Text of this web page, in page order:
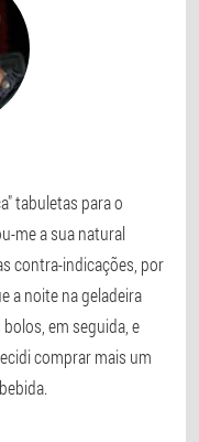
tabuletas para o
me a sua natural
contra-indicações, por
a noite na geladeira
em seguida, e
comprar mais um